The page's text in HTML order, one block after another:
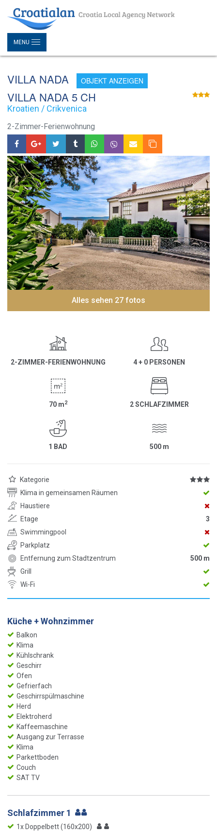
MENU
VILLA NADA OBJEKT ANZEIGEN
VILLA NADA 5 CH
Kroatien / Crikvenica
2-Zimmer-Ferienwohnung
Alles sehen 27 fotos
2-ZIMMER-FERIENWOHNUNG 4 + 0 PERSONEN
70 m2 2 SCHLAFZIMMER
1 BAD 500 m
Kategorie
Klima in gemeinsamen Räumen
Haustiere
Etage
3
Swimmingpool
Parkplatz
Entfernung zum Stadtzentrum
500 m
Grill
Wi-Fi
Küche + Wohnzimmer
Balkon
Klima
Kühlschrank
Geschirr
Ofen
Gefrierfach
Geschirrspülmaschine
Herd
Elektroherd
Kaffeemaschine
Ausgang zur Terrasse
Klima
Parkettboden
Couch
SAT TV
Schlafzimmer 1
1x Doppelbett (160x200)